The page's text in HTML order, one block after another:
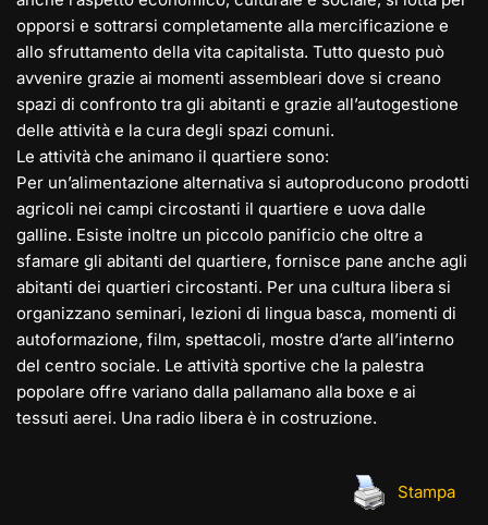
opporsi e sottrarsi completamente alla mercificazione e
allo sfruttamento della vita capitalista. Tutto questo può
avvenire grazie ai momenti assembleari dove si creano
spazi di confronto tra gli abitanti e grazie all’autogestione
delle attività e la cura degli spazi comuni.
Le attività che animano il quartiere sono:
Per un’alimentazione alternativa si autoproducono prodotti
agricoli nei campi circostanti il quartiere e uova dalle
galline. Esiste inoltre un piccolo panificio che oltre a
sfamare gli abitanti del quartiere, fornisce pane anche agli
abitanti dei quartieri circostanti. Per una cultura libera si
organizzano seminari, lezioni di lingua basca, momenti di
autoformazione, film, spettacoli, mostre d’arte all’interno
del centro sociale. Le attività sportive che la palestra
popolare offre variano dalla pallamano alla boxe e ai
tessuti aerei. Una radio libera è in costruzione.
Stampa